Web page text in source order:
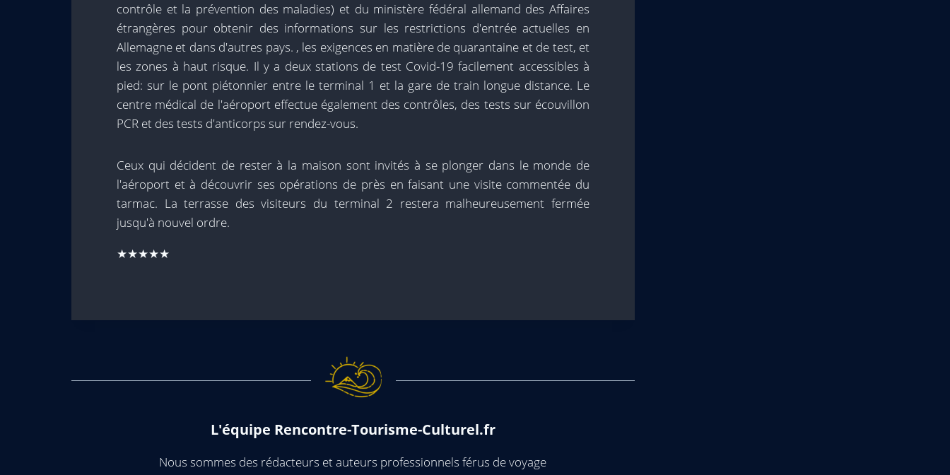
contrôle et la prévention des maladies) et du ministère fédéral allemand des Affaires
étrangères pour obtenir des informations sur les restrictions d'entrée actuelles en
Allemagne et dans d'autres pays. , les exigences en matière de quarantaine et de test, et
les zones à haut risque. Il y a deux stations de test Covid-19 facilement accessibles à
pied: sur le pont piétonnier entre le terminal 1 et la gare de train longue distance. Le
centre médical de l'aéroport effectue également des contrôles, des tests sur écouvillon
PCR et des tests d'anticorps sur rendez-vous.
Ceux qui décident de rester à la maison sont invités à se plonger dans le monde de
l'aéroport et à découvrir ses opérations de près en faisant une visite commentée du
tarmac. La terrasse des visiteurs du terminal 2 restera malheureusement fermée
jusqu'à nouvel ordre.
★★★★★
L'équipe Rencontre-Tourisme-Culturel.fr
Nous sommes des rédacteurs et auteurs professionnels férus de voyage